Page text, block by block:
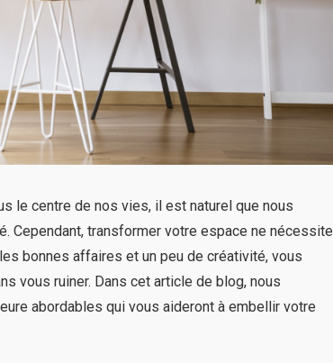
le centre de nos vies, il est naturel que nous
Cependant, transformer votre espace ne nécessite
bonnes affaires et un peu de créativité, vous
vous ruiner. Dans cet article de blog, nous
abordables qui vous aideront à embellir votre